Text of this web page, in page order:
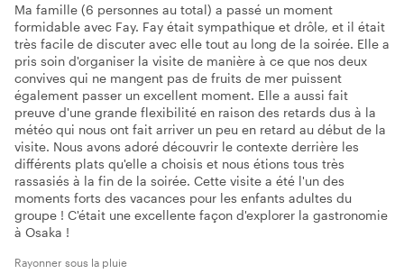
Ma famille (6 personnes au total) a passé un moment
formidable avec Fay. Fay était sympathique et drôle, et il était
très facile de discuter avec elle tout au long de la soirée. Elle a
pris soin d'organiser la visite de manière à ce que nos deux
convives qui ne mangent pas de fruits de mer puissent
également passer un excellent moment. Elle a aussi fait
preuve d'une grande flexibilité en raison des retards dus à la
météo qui nous ont fait arriver un peu en retard au début de la
visite. Nous avons adoré découvrir le contexte derrière les
différents plats qu'elle a choisis et nous étions tous très
rassasiés à la fin de la soirée. Cette visite a été l'un des
moments forts des vacances pour les enfants adultes du
groupe ! C'était une excellente façon d'explorer la gastronomie
à Osaka !
Rayonner sous la pluie